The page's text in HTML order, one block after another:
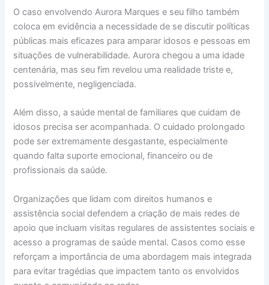
O caso envolvendo Aurora Marques e seu filho também
coloca em evidência a necessidade de se discutir políticas
públicas mais eficazes para amparar idosos e pessoas em
situações de vulnerabilidade. Aurora chegou a uma idade
centenária, mas seu fim revelou uma realidade triste e,
possivelmente, negligenciada.
Além disso, a saúde mental de familiares que cuidam de
idosos precisa ser acompanhada. O cuidado prolongado
pode ser extremamente desgastante, especialmente
quando falta suporte emocional, financeiro ou de
profissionais da saúde.
Organizações que lidam com direitos humanos e
assistência social defendem a criação de mais redes de
apoio que incluam visitas regulares de assistentes sociais e
acesso a programas de saúde mental. Casos como esse
reforçam a importância de uma abordagem mais integrada
para evitar tragédias que impactem tanto os envolvidos